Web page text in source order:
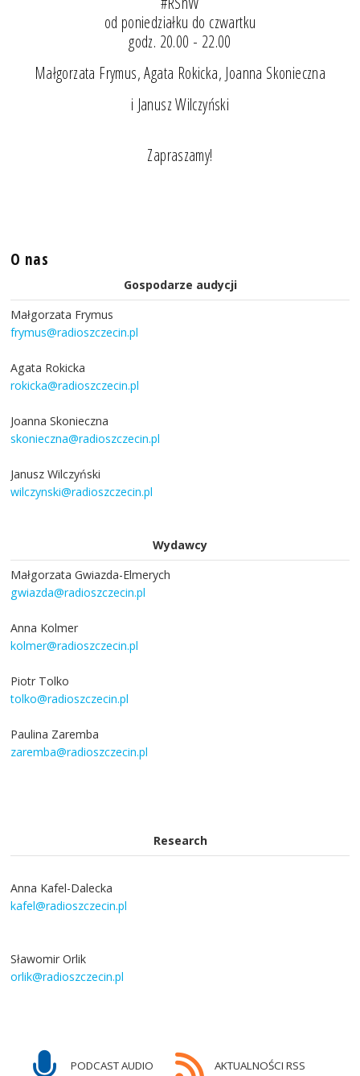
od poniedziałku do czwartku
godz. 20.00 - 22.00
Małgorzata Frymus, Agata Rokicka, Joanna Skonieczna
i Janusz Wilczyński
Zapraszamy!
O nas
Gospodarze audycji
Małgorzata Frymus
frymus@radioszczecin.pl
Agata Rokicka
rokicka@radioszczecin.pl
Joanna Skonieczna
skonieczna@radioszczecin.pl
Janusz Wilczyński
wilczynski@radioszczecin.pl
Wydawcy
Małgorzata Gwiazda-Elmerych
gwiazda@radioszczecin.pl
Anna Kolmer
kolmer@radioszczecin.pl
Piotr Tolko
tolko@radioszczecin.pl
Paulina Zaremba
zaremba@radioszczecin.pl
Research
Anna Kafel-Dalecka
kafel@radioszczecin.pl
Sławomir Orlik
orlik@radioszczecin.pl
PODCAST AUDIO AKTUALNOŚCI RSS